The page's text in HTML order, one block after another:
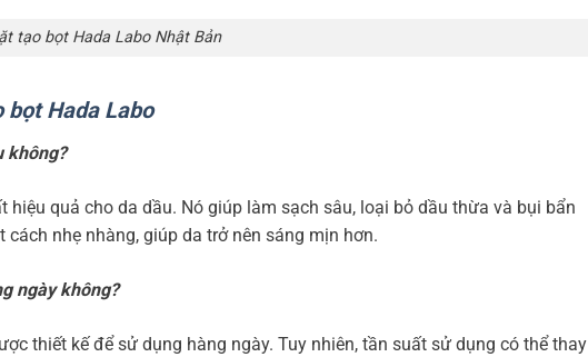
tạo bọt Hada Labo Nhật Bản
bọt Hada Labo
không?
quả cho da dầu. Nó giúp làm sạch sâu, loại bỏ dầu thừa và bụi bẩn
nhẹ nhàng, giúp da trở nên sáng mịn hơn.
ngày không?
thiết kế để sử dụng hàng ngày. Tuy nhiên, tần suất sử dụng có thể thay